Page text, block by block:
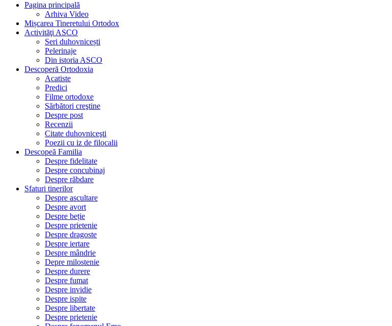
Pagina principală
Arhiva Video
Mișcarea Tineretului Ortodox
Activităţi ASCO
Seri duhovnicești
Pelerinaje
Din istoria ASCO
Descoperă Ortodoxia
Acatiste
Predici
Filme ortodoxe
Sărbători creştine
Despre post
Recenzii
Citate duhovniceşti
Poezii cu iz de filocalii
Descopeă Familia
Despre fidelitate
Despre concubinaj
Despre răbdare
Sfaturi tinerilor
Despre ascultare
Despre avort
Despre beție
Despre prietenie
Despre dragoste
Despre iertare
Despre mândrie
Depre milostenie
Despre durere
Despre fumat
Despre invidie
Despre ispite
Despre libertate
Despre prietenie